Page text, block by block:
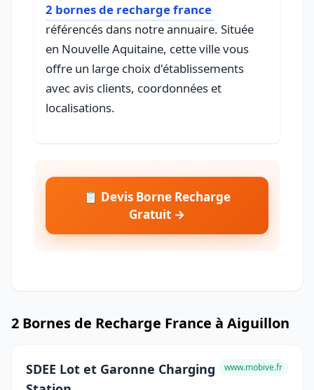
2 bornes de recharge france
référencés dans notre annuaire. Située
en Nouvelle Aquitaine, cette ville vous
offre un large choix d'établissements
avec avis clients, coordonnées et
localisations.
📋 Devis Borne Recharge
Gratuit →
2 Bornes de Recharge France à Aiguillon
SDEE Lot et Garonne Charging
www.mobive.fr